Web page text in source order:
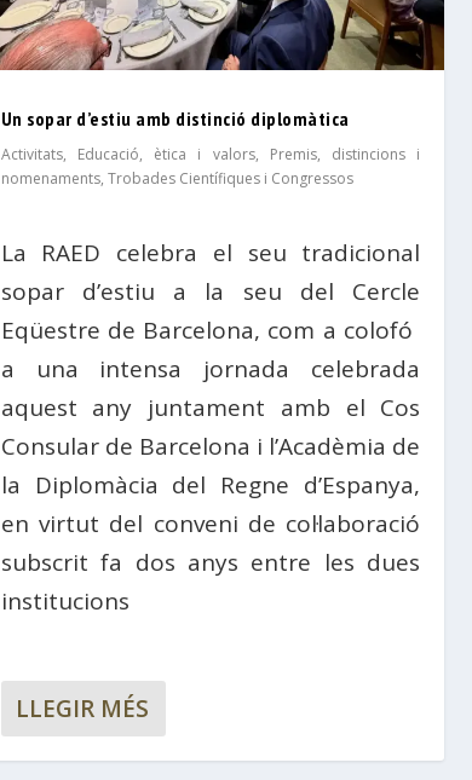
Un sopar d’estiu amb distinció diplomàtica
Activitats, Educació, ètica i valors, Premis, distincions i
nomenaments, Trobades Científiques i Congressos
La RAED celebra el seu tradicional
sopar d’estiu a la seu del Cercle
Eqüestre de Barcelona, ​​com a colofó ​​
a una intensa jornada celebrada
aquest any juntament amb el Cos
Consular de Barcelona i l’Acadèmia de
la Diplomàcia del Regne d’Espanya,
en virtut del conveni de col·laboració
subscrit fa dos anys entre les dues
institucions
LLEGIR MÉS